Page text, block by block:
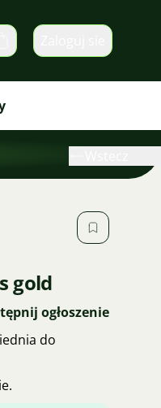
Koszyk
gold
ogłoszenie
do